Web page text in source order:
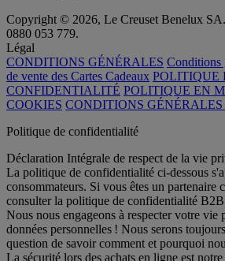
Copyright © 2026, Le Creuset Benelux
0880 053 779.
Légal
CONDITIONS GÉNÉRALES Conditions
de vente des Cartes Cadeaux POLITIQUE
CONFIDENTIALITÉ POLITIQUE EN
COOKIES CONDITIONS
Politique de confidentialité
Déclaration Intégrale de respect de la vie
La politique de confidentialité ci-dessous
consommateurs. Si vous êtes un partenaire
consulter la politique de confidentialité B2B
Nous nous engageons à respecter votre vie
données personnelles ! Nous serons
question de savoir comment et pourquoi
La sécurité lors des achats en ligne est